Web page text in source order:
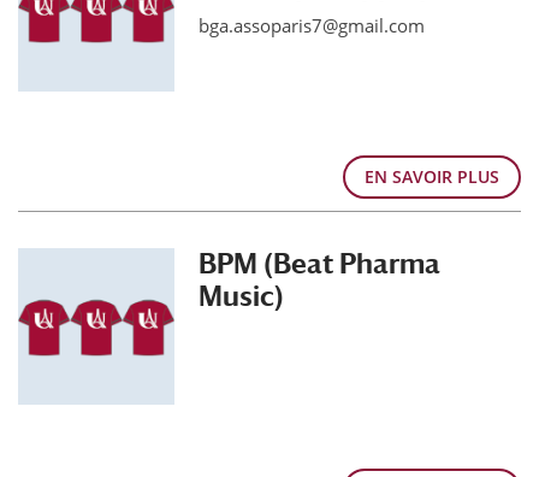
bga.assoparis7@gmail.com
EN SAVOIR PLUS
BPM (Beat Pharma
Music)